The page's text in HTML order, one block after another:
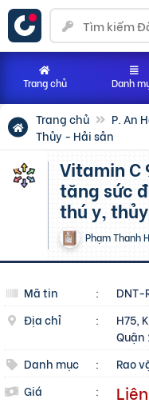
Trang chủ P. An
Thủy - Hải sản
Vitamin C 99%, Ascorbic Acid ,
tăng sức
thú y,
Phạm Thanh
Mã tin :
DNT-
Địa chỉ
:
H75,
Quận
Danh mục
: Rao
Giá
:
Trang chủ Danh